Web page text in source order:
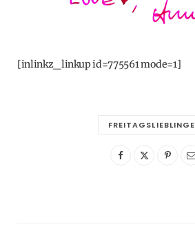
[inlinkz_linkup id=775561 mode=1]
FREITAGSLIEBLINGE